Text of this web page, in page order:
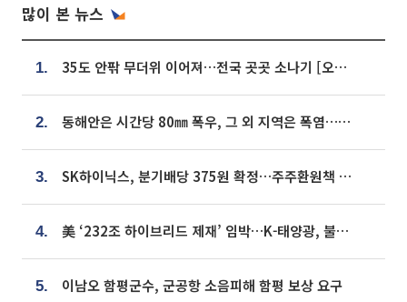
많이 본 뉴스
1. 35도 안팎 무더위 이어져…전국 곳곳 소나기 [오늘 날씨]
2. 동해안은 시간당 80㎜ 폭우, 그 외 지역은 폭염…‘극과 극 날씨’
3. SK하이닉스, 분기배당 375원 확정…주주환원책 9월로 앞당겨 발표
4. 美 ‘232조 하이브리드 제재’ 임박…K-태양광, 불확실성 털고 날개 다나
5. 이남오 함평군수, 군공항 소음피해 함평 보상 요구